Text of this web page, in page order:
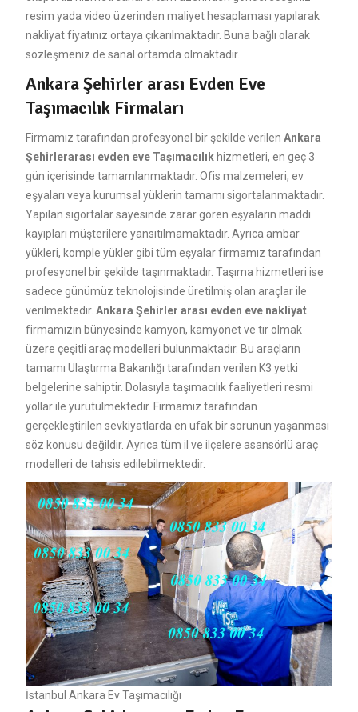
resim yada video üzerinden maliyet hesaplaması yapılarak
nakliyat fiyatınız ortaya çıkarılmaktadır. Buna bağlı olarak
sözleşmeniz de sanal ortamda olmaktadır.
Ankara Şehirler arası Evden Eve
Taşımacılık Firmaları
Firmamız tarafından profesyonel bir şekilde verilen Ankara
Şehirlerarası evden eve Taşımacılık hizmetleri, en geç 3
gün içerisinde tamamlanmaktadır. Ofis malzemeleri, ev
eşyaları veya kurumsal yüklerin tamamı sigortalanmaktadır.
Yapılan sigortalar sayesinde zarar gören eşyaların maddi
kayıpları müşterilere yansıtılmamaktadır. Ayrıca ambar
yükleri, komple yükler gibi tüm eşyalar firmamız tarafından
profesyonel bir şekilde taşınmaktadır. Taşıma hizmetleri ise
sadece günümüz teknolojisinde üretilmiş olan araçlar ile
verilmektedir. Ankara Şehirler arası evden eve nakliyat
firmamızın bünyesinde kamyon, kamyonet ve tır olmak
üzere çeşitli araç modelleri bulunmaktadır. Bu araçların
tamamı Ulaştırma Bakanlığı tarafından verilen K3 yetki
belgelerine sahiptir. Dolasıyla taşımacılık faaliyetleri resmi
yollar ile yürütülmektedir. Firmamız tarafından
gerçekleştirilen sevkiyatlarda en ufak bir sorunun yaşanması
söz konusu değildir. Ayrıca tüm il ve ilçelere asansörlü araç
modelleri de tahsis edilebilmektedir.
İstanbul Ankara Ev Taşımacılığı